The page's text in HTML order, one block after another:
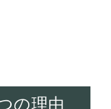
の理由